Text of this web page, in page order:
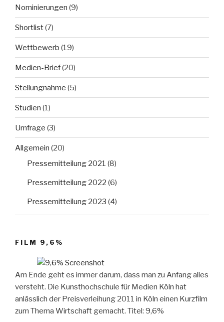
Nominierungen (9)
Shortlist(7)
Wettbewerb (19)
Medien-Brief(20)
Stellungnahme (5)
Studien (1)
Umfrage (3)
Allgemein (20)
Pressemitteilung 2021 (8)
Pressemitteilung 2022 (6)
Pressemitteilung 2023 (4)
FILM 9,6%
Am Ende geht es immer darum, dass man zu Anfang alles
versteht. Die Kunsthochschule für Medien Köln hat
anlässlich der Preisverleihung 2011 in Köln einen Kurzfilm
zum Thema Wirtschaft gemacht. Titel: 9,6%